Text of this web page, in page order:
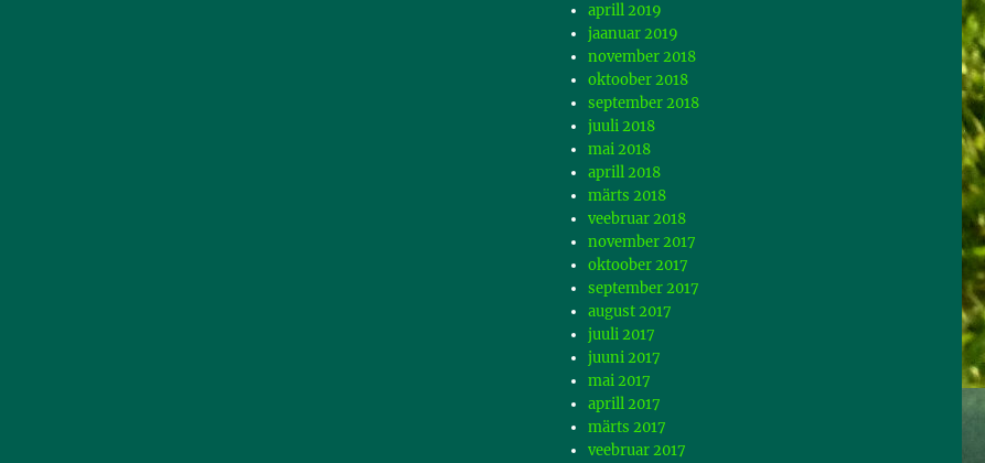
aprill 2019
jaanuar 2019
november 2018
oktoober 2018
september 2018
juuli 2018
mai 2018
aprill 2018
märts 2018
veebruar 2018
november 2017
oktoober 2017
september 2017
august 2017
juuli 2017
juuni 2017
mai 2017
aprill 2017
märts 2017
veebruar 2017